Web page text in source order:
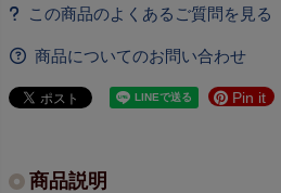
商品についてのお問い合わせ
Pin it
商品説明